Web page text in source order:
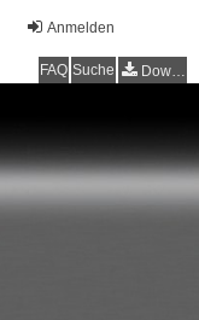
Anmelden
FAQ Suche Downloads